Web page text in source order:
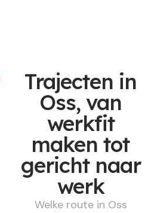
Trajecten in
Oss, van
werkfit
maken tot
gericht naar
werk
Welke route in Oss